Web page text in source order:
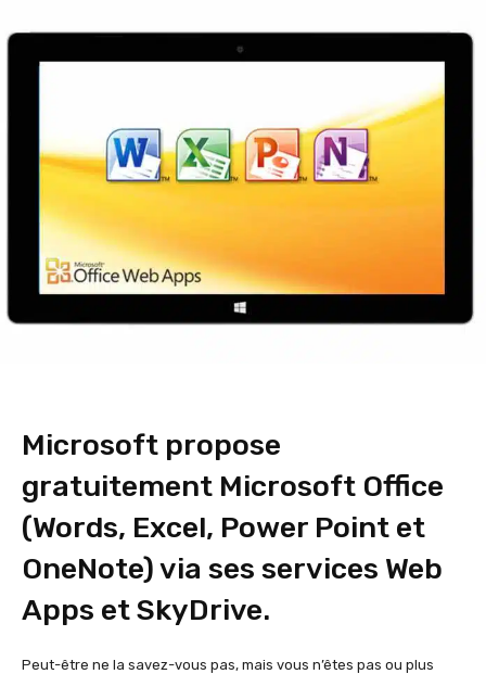
Microsoft propose
gratuitement Microsoft Office
(Words, Excel, Power Point et
OneNote) via ses services Web
Apps et SkyDrive.
Peut-être ne la savez-vous pas, mais vous n’êtes pas ou plus